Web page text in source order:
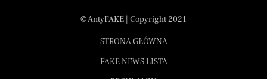
© AntyFAKE | Copyright 2021
STRONA GŁÓWNA
FAKE NEWS LISTA